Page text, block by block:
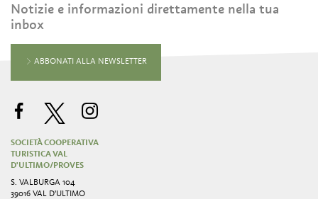
Notizie e informazioni direttamente nella tua
inbox
ABBONATI ALLA NEWSLETTER
SOCIETÀ COOPERATIVA
TURISTICA VAL
D'ULTIMO/PROVES
S. VALBURGA 104
39016 VAL D'ULTIMO